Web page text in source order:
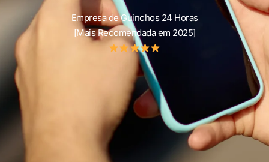
Empresa de Guinchos 24 Horas
[Mais Recomendada em 2025]